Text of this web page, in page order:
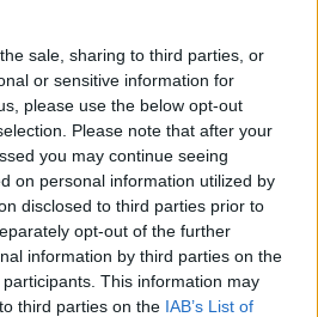
sale, sharing to third parties, or
or sensitive information for
please use the below opt-out
Please note that after your
you may continue seeing
on personal information utilized by
disclosed to third parties prior to
opt-out of the further
information by third parties on the
participants. This information may
third parties on the IAB’s List of
és akkor már
is meghonosítani
hogy a motivációnak és az
kell lennie, agresszívan és
lépnünk.
kapjunk buta gólokat,
ha egy ellenfél
mint mi, és lefutballoz
semmi bajom. De azt